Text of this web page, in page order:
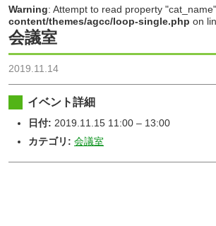
Warning: Attempt to read property
content/themes/agcc/loop-single.php on
会議室
2019.11.14
イベント詳細
日付: 2019.11.15 11:00 – 13:00
カテゴリ: 会議室